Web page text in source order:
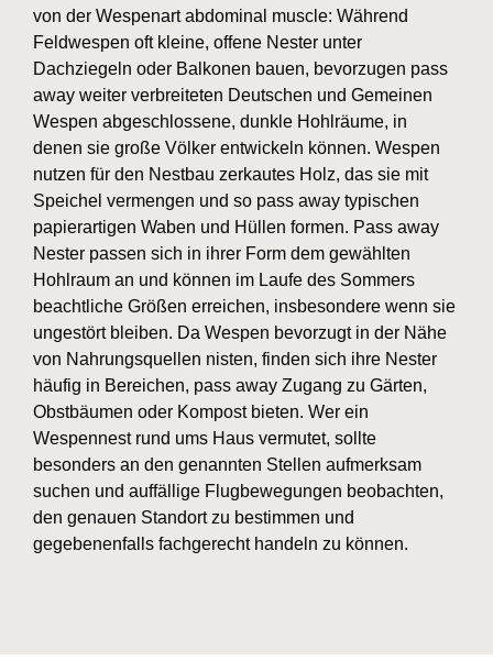
von der Wespenart abdominal muscle: Während
Feldwespen oft kleine, offene Nester unter
Dachziegeln oder Balkonen bauen, bevorzugen pass
away weiter verbreiteten Deutschen und Gemeinen
Wespen abgeschlossene, dunkle Hohlräume, in
denen sie große Völker entwickeln können. Wespen
nutzen für den Nestbau zerkautes Holz, das sie mit
Speichel vermengen und so pass away typischen
papierartigen Waben und Hüllen formen. Pass away
Nester passen sich in ihrer Form dem gewählten
Hohlraum an und können im Laufe des Sommers
beachtliche Größen erreichen, insbesondere wenn sie
ungestört bleiben. Da Wespen bevorzugt in der Nähe
von Nahrungsquellen nisten, finden sich ihre Nester
häufig in Bereichen, pass away Zugang zu Gärten,
Obstbäumen oder Kompost bieten. Wer ein
Wespennest rund ums Haus vermutet, sollte
besonders an den genannten Stellen aufmerksam
suchen und auffällige Flugbewegungen beobachten,
den genauen Standort zu bestimmen und
gegebenenfalls fachgerecht handeln zu können.